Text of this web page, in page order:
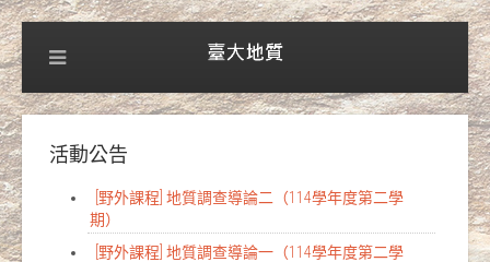
活動公告
[野外課程] 地質調查導論二（114學年度第二學
期）
[野外課程] 地質調查導論一（114學年度第二學